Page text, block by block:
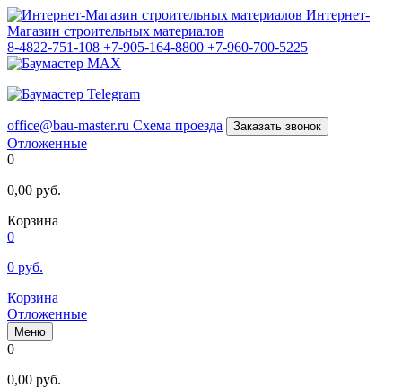
Интернет-
Магазин строительных материалов
8-4822-751-108 +7-905-164-8800 +7-960-700-5225
office@bau-master.ru Схема проезда Заказать звонок
Отложенные
0
0,00 руб.
Корзина
0
0 руб.
Корзина
Отложенные
Меню
0
0,00 руб.